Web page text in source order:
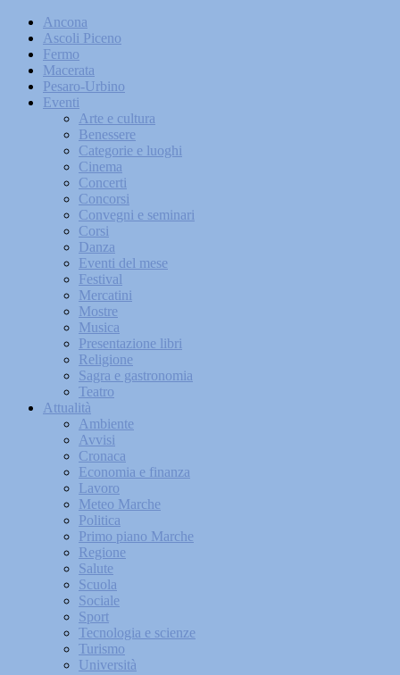
Ancona
Ascoli Piceno
Fermo
Macerata
Pesaro-Urbino
Eventi
Arte e cultura
Benessere
Categorie e luoghi
Cinema
Concerti
Concorsi
Convegni e seminari
Corsi
Danza
Eventi del mese
Festival
Mercatini
Mostre
Musica
Presentazione libri
Religione
Sagra e gastronomia
Teatro
Attualità
Ambiente
Avvisi
Cronaca
Economia e finanza
Lavoro
Meteo Marche
Politica
Primo piano Marche
Regione
Salute
Scuola
Sociale
Sport
Tecnologia e scienze
Turismo
Università